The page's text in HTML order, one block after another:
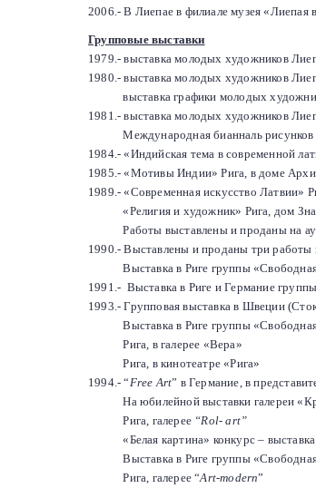
2006.- В Лиепае в филиале музея «Лиепая
Групповые выставки
1979.- выставка молодых художников
1980.- выставка молодых художников
выставка графики молодых
1981.- выставка молодых художников
Международная бианналь рисунков
1984.- «Индийская тема в современной
1985.- «Мотивы Индии» Рига, в доме
1989.- «Современная искусство Латвии»
«Религия и художник» Рига, дом
Работы выставлены и проданы на
1990.- Выставлены и проданы три
Выставка в Риге группы
1991.- Выставка в Риге и Германие
1993.- Групповая выставка в Швеции
Выставка в Риге группы
Рига, в галерее «Вера»
Рига, в кинотеатре «Рига»
1994.-“Free Art” в Германие, в
На юбилейной выставки галереи
Рига, галерее “Rol- art”
«Белая картина» конкурс – выставка
Выставка в Риге группы
Рига, галерее“Art-modern”